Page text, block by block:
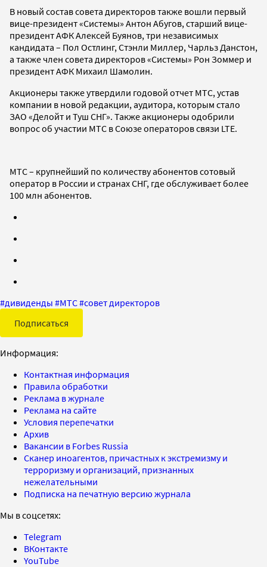
В новый состав совета директоров также вошли первый
вице-президент «Системы» Антон Абугов, старший вице-
президент АФК Алексей Буянов, три независимых
кандидата – Пол Остлинг, Стэнли Миллер, Чарльз Данстон,
а также член совета директоров «Системы» Рон Зоммер и
президент АФК Михаил Шамолин.
Акционеры также утвердили годовой отчет МТС, устав
компании в новой редакции, аудитора, которым стало
ЗАО «Делойт и Туш СНГ». Также акционеры одобрили
вопрос об участии МТС в Союзе операторов связи LTE.
МТС – крупнейший по количеству абонентов сотовый
оператор в России и странах СНГ, где обслуживает более
100 млн абонентов.
#дивиденды #МТС#совет директоров
Подписаться
Информация:
Контактная информация
Правила обработки
Реклама в журнале
Реклама на сайте
Условия перепечатки
Архив
Вакансии в Forbes Russia
Сканер иноагентов, причастных к экстремизму и
терроризму и организаций, признанных
нежелательными
Подписка на печатную версию журнала
Мы в соцсетях:
Telegram
ВКонтакте
YouTube